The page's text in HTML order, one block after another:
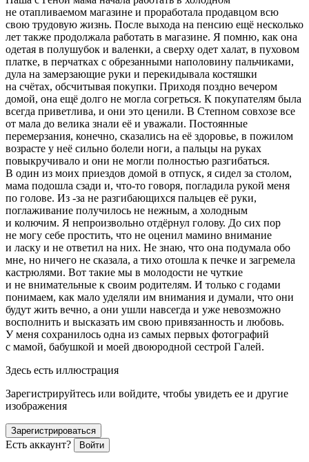
не отапливаемом магазине и проработала продавцом всю
свою трудовую жизнь. После выхода на пенсию ещё несколько
лет также продолжала работать в магазине. Я помню, как она
одетая в полушубок и валенки, а сверху одет халат, в пуховом
платке, в перчатках с обрезанными наполовину пальчиками,
дула на замерзающие руки и перекидывала костяшки
на счётах, обсчитывая покупки. Приходя поздно вечером
домой, она ещё долго не могла согреться. К покупателям была
всегда приветлива, и они это ценили. В Степном совхозе все
от мала до велика знали её и уважали. Постоянные
перемерзания, конечно, сказались на её здоровье, в пожилом
возрасте у неё сильно болели ноги, а пальцы на руках
повыкручивало и они не могли полностью разгибаться.
В один из моих приездов домой в отпуск, я сидел за столом,
мама подошла сзади и, что-то говоря, погладила рукой меня
по голове. Из -за не разгибающихся пальцев её руки,
поглаживание получилось не нежным, а холодным
и колючим. Я непроизвольно отдёрнул голову. До сих пор
не могу себе простить, что не оценил мамино внимание
и ласку и не ответил на них. Не знаю, что она подумала обо
мне, но ничего не сказала, а тихо отошла к печке и загремела
кастрюлями. Вот такие мы в молодости не чуткие
и не внимательные к своим родителям. И только с годами
понимаем, как мало уделяли им внимания и думали, что они
будут жить вечно, а они ушли навсегда и уже невозможно
восполнить и высказать им свою привязанность и любовь.
У меня сохранилось одна из самых первых фотографий
с мамой, бабушкой и моей двоюродной сестрой Галей.
Здесь есть иллюстрация
Зарегистрируйтесь или войдите, чтобы увидеть ее и другие
изображения
Зарегистрироваться
Есть аккаунт? Войти